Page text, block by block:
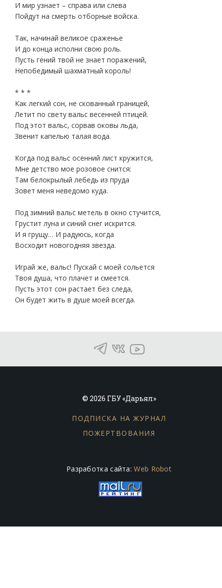
И мир узнает – справа или слева
Пойдут на смерть отборные войска.
Так, начинай великое сраженье
И до конца исполни свою роль.
Пусть гений твой не знает поражений,
Непобедимый шахматный король!
* * *
Как легкий сон, не скованный границей,
Летит по свету вальс весенней птицей.
Под этот вальс, сорвав оковы льда,
Звенит капелью талая вода.
Когда под вальс осенний лист кружится,
Мне детство мое розовое снится:
Там белокрылый лебедь из пруда
Зовет меня неведомо куда.
Под зимний вальс метель в окно стучится,
Грустит луна и синий снег искрится.
И я грущу… И радуюсь, когда
Восходит новогодняя звезда.
Играй же, вальс! Пускай с моей сольется
Твоя душа, что плачет и смеется.
Пусть этот сон растает без следа,
Он будет жить в душе моей всегда.
© 2026 ГБУ «Дарьял»
ПОДПИСКА НА ЖУРНАЛ
ПОЖЕРТВОВАНИЯ
Разработка сайта:Web Robot